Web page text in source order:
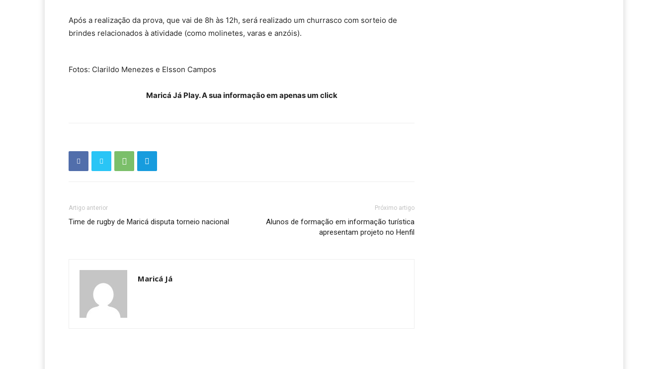
Após a realização da prova, que vai de 8h às 12h, será realizado um churrasco com sorteio de
brindes relacionados à atividade (como molinetes, varas e anzóis).
Fotos: Clarildo Menezes e Elsson Campos
Maricá Já Play. A sua informação em apenas um click
Artigo anterior
Time de rugby de Maricá disputa torneio nacional
Próximo artigo
Alunos de formação em informação turística
apresentam projeto no Henfil
Maricá Já